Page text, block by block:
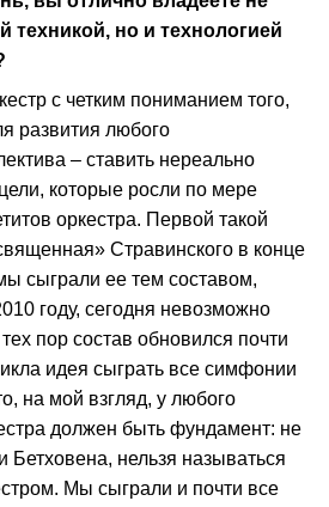
техникой, но и технологией
с четким пониманием того,
развития любого
– ставить нереально
которые росли по мере
оркестра. Первой такой
Стравинского в конце
сыграли ее тем составом,
году, сегодня невозможно
пор состав обновился почти
идея сыграть все симфонии
на мой взгляд, у любого
должен быть фундамент: не
нельзя называться
Мы сыграли и почти все